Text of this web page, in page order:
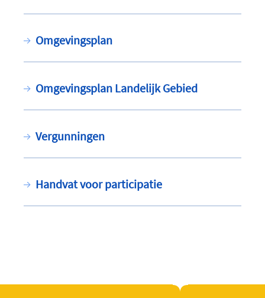
Omgevingsplan
Omgevingsplan Landelijk Gebied
Vergunningen
Handvat voor participatie